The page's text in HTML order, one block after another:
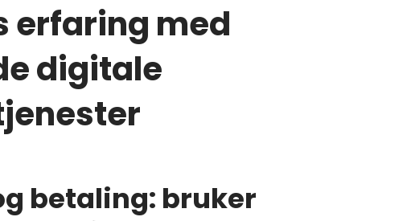
erfaring med
digitale
betaling: bruker